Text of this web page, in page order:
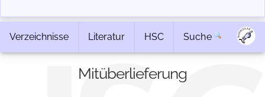
Verzeichnisse Literatur HSC Suche
Mitüberlieferung